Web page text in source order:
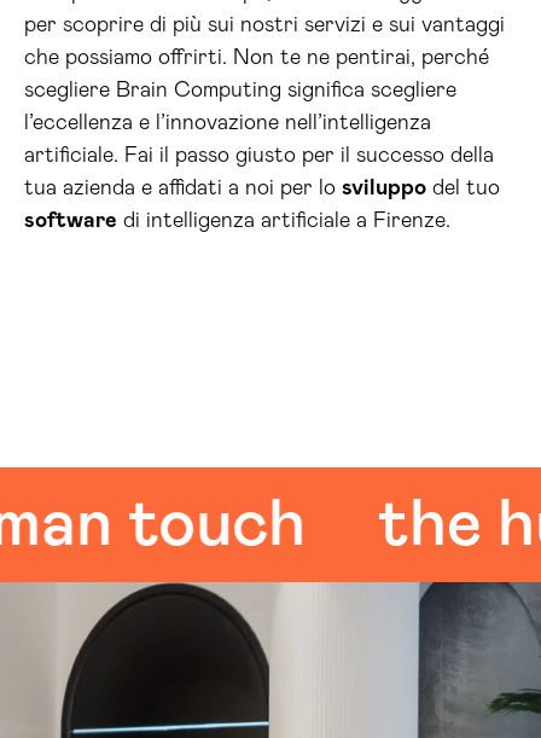
per scoprire di più sui nostri servizi e sui vantaggi
che possiamo offrirti. Non te ne pentirai, perché
scegliere Brain Computing significa scegliere
l’eccellenza e l’innovazione nell’intelligenza
artificiale. Fai il passo giusto per il successo della
tua azienda e affidati a noi per lo sviluppo del tuo
software di intelligenza artificiale a Firenze.
the